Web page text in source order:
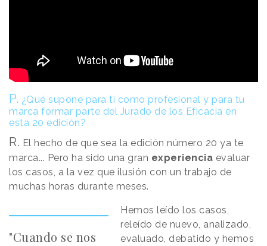
P. ¿Qué supone para ti como profesional y para tu
marca formar parte del Jurado de los Eficacia en
esta 20 edición?
R. El hecho de que sea la edición número 20 ya te
marca... Pero ha sido una gran experiencia evaluar
los casos, a la vez que ilusión con un trabajo de
muchas horas durante meses.
"Cuando se nos
Hemos leído los casos,
releído de nuevo, analizado,
evaluado, debatido y hemos